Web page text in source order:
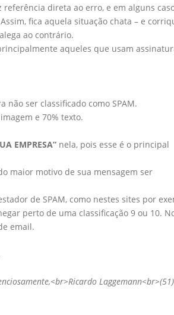
direta ao erro, e em alguns
fica aquela situação chata – e
ao contrário.
aqueles que usam
ser classificado como SPAM.
e 70% texto.
EMPRESA” nela, pois esse é o principal
maior motivo de sua mensagem ser
de SPAM, como nestes sites por
perto de uma classificação 9 ou 10.
email.
Laggemann<br>(51)